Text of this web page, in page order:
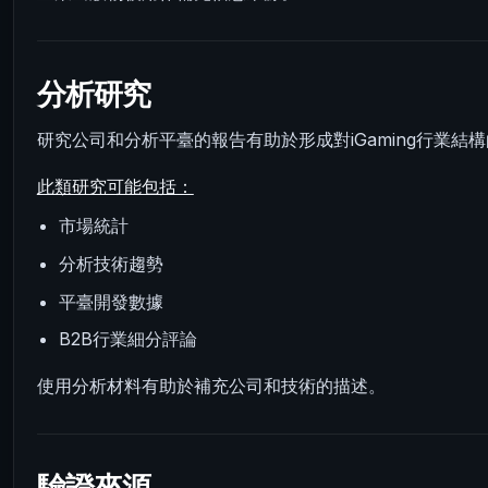
分析研究
研究公司和分析平臺的報告有助於形成對iGaming行業結構
此類研究可能包括：
市場統計
分析技術趨勢
平臺開發數據
B2B行業細分評論
使用分析材料有助於補充公司和技術的描述。